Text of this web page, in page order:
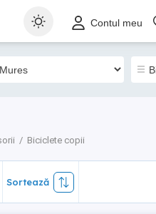
Contul meu
Biciclete copii
Sortează
Sortează